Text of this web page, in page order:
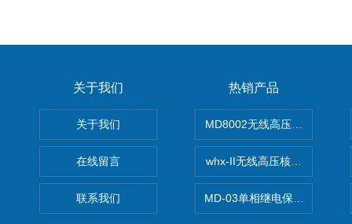
关于我们
关于我们
在线留言
联系我们
热销产品
MD8002无线高压核相仪
whx-II无线高压核相仪
MD-03单相继电保护测试仪价